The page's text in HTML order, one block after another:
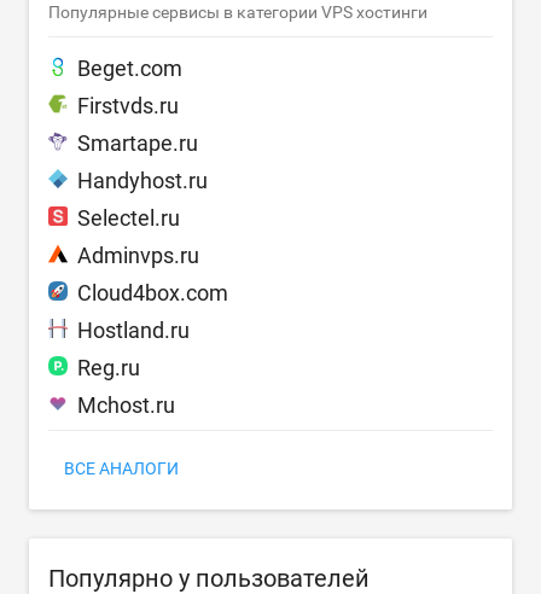
Популярные сервисы в категории VPS хостинги
Beget.com
Firstvds.ru
Smartape.ru
Handyhost.ru
Selectel.ru
Adminvps.ru
Cloud4box.com
Hostland.ru
Reg.ru
Mchost.ru
ВСЕ АНАЛОГИ
Популярно у пользователей